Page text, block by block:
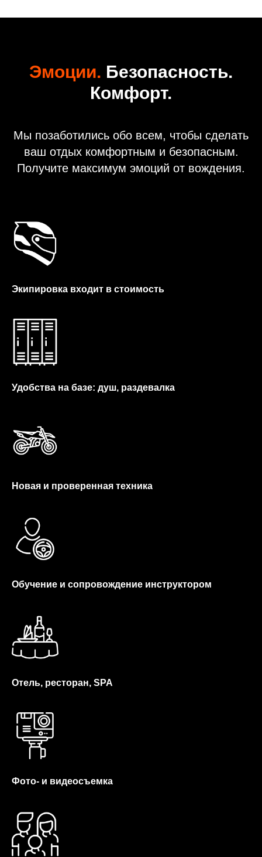
Эмоции. Безопасность.
Комфорт.
Мы позаботились обо всем, чтобы сделать
ваш отдых комфортным и безопасным.
Получите максимум эмоций от вождения.
Экипировка входит в стоимость
Удобства на базе: душ, раздевалка
Новая и проверенная техника
Обучение и сопровождение инструктором
Отель, ресторан, SPA
Фото- и видеосъемка